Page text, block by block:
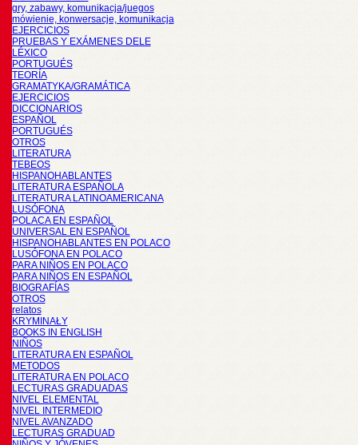
gry, zabawy, komunikacja/juegos
mówienie, konwersacje, komunikacja
EJERCICIOS
PRUEBAS Y EXÁMENES DELE
LÉXICO
PORTUGUÉS
TEORÍA
GRAMATYKA/GRAMÁTICA
EJERCICIOS
DICCIONARIOS
ESPAÑOL
PORTUGUÉS
OTROS
LITERATURA
TEBEOS
HISPANOHABLANTES
LITERATURA ESPAÑOLA
LITERATURA LATINOAMERICANA
LUSÓFONA
POLACA EN ESPAÑOL
UNIVERSAL EN ESPAÑOL
HISPANOHABLANTES EN POLACO
LUSÓFONA EN POLACO
PARA NIÑOS EN POLACO
PARA NIÑOS EN ESPAÑOL
BIOGRAFÍAS
OTROS
relatos
KRYMINAŁY
BOOKS IN ENGLISH
NIÑOS
LITERATURA EN ESPAÑOL
METODOS
LITERATURA EN POLACO
LECTURAS GRADUADAS
NIVEL ELEMENTAL
NIVEL INTERMEDIO
NIVEL AVANZADO
LECTURAS GRADUAD